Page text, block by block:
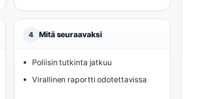
4 Mitä seuraavaksi
Poliisin tutkinta jatkuu
Virallinen raportti odotettavissa